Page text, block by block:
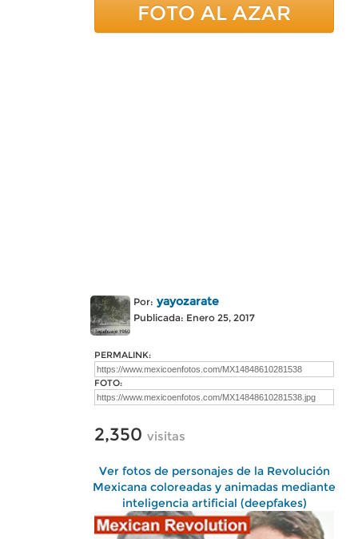
FOTO AL AZAR
Por: yayozarate
Publicada: Enero 25, 2017
PERMALINK:
FOTO:
2,350 visitas
Ver fotos de personajes de la Revolución
Mexicana coloreadas y animadas mediante
inteligencia artificial (deepfakes)